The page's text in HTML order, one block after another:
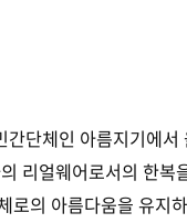
단체인 아름지기에서
리얼웨어로서의 한복
로의 아름다움을 유지